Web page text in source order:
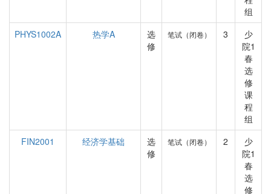
组
PHYS1002A
热学A
选
修
笔试（闭卷） 3
少
院1
春
选
修
课
程
组
FIN2001
经济学基础
选
修
笔试（闭卷） 2
少
院1
春
选
修